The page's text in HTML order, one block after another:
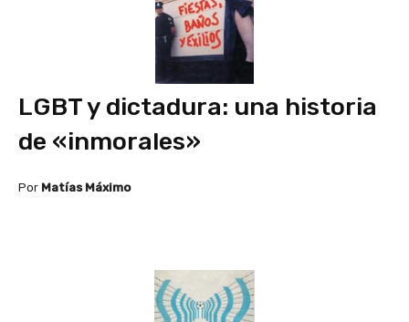
LGBT y dictadura: una historia
de «inmorales»
Por Matías Máximo